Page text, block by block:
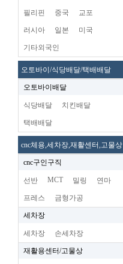
필리핀 중국 교포
러시아 일본 미국
기타외국인
오토바이/식당배달/택배배달
오토바이배달
식당배달 치킨배달
택배배달
cnc체용,세차장,재활센터,고물상
cnc구인구직
선반 MCT 밀링 연마
프레스 금형가공
세차장
세차장 손세차장
재활용센터/고물상